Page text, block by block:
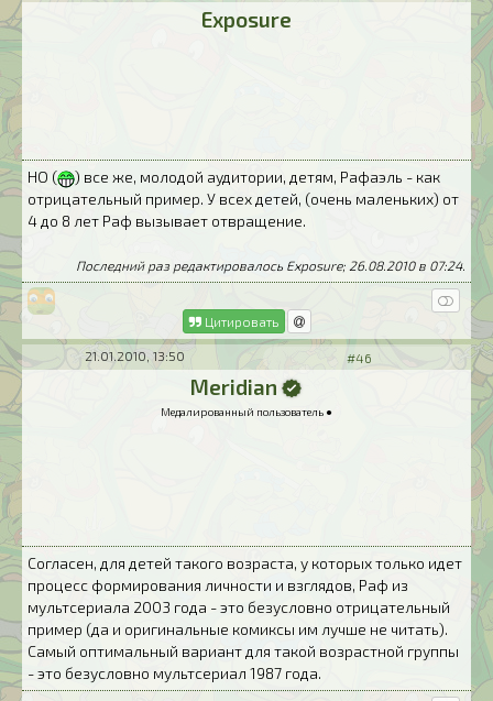
Exposure
НО (
) все же, молодой аудитории, детям, Рафаэль - как
отрицательный пример. У всех детей, (очень маленьких) от
4 до 8 лет Раф вызывает отвращение.
Последний раз редактировалось Exposure; 26.08.2010 в 07:24.
Цитировать
21.01.2010, 13:50 #46
Meridian
Медалированный пользователь ●
Согласен, для детей такого возраста, у которых только идет
процесс формирования личности и взглядов, Раф из
мультсериала 2003 года - это безусловно отрицательный
пример (да и оригинальные комиксы им лучше не читать).
Самый оптимальный вариант для такой возрастной группы
- это безусловно мультсериал 1987 года.